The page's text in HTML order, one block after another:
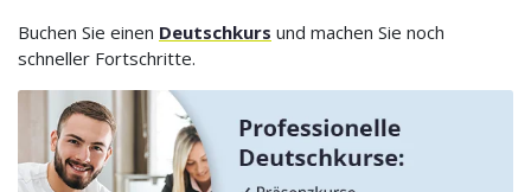
Buchen Sie einen Deutschkurs und machen Sie noch
schneller Fortschritte.